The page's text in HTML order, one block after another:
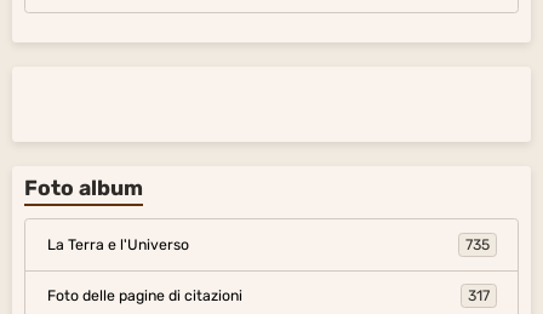
Foto album
La Terra e l'Universo 735
Foto delle pagine di citazioni 317